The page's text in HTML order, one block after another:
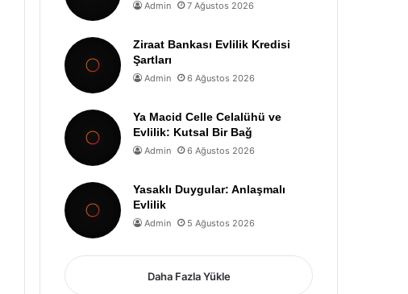
Admin 7 Ağustos 2026
Ziraat Bankası Evlilik Kredisi
Şartları
Admin 6 Ağustos 2026
Ya Macid Celle Celalühü ve
Evlilik: Kutsal Bir Bağ
Admin 6 Ağustos 2026
Yasaklı Duygular: Anlaşmalı
Evlilik
Admin 5 Ağustos 2026
Daha Fazla Yükle